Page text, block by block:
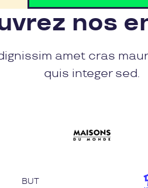
nos
amet cras
quis integer sed.
BUT